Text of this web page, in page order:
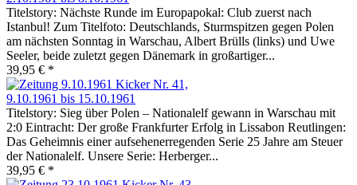
Titelstory: Nächste Runde im Europapokal: Club zuerst nach
Istanbul! Zum Titelfoto: Deutschlands, Sturmspitzen gegen Polen
am nächsten Sonntag in Warschau, Albert Brülls (links) und Uwe
Seeler, beide zuletzt gegen Dänemark in großartiger...
39,95 € *
Kicker Nr. 41,
9.10.1961 bis 15.10.1961
Titelstory: Sieg über Polen – Nationalelf gewann in Warschau mit
2:0 Eintracht: Der große Frankfurter Erfolg in Lissabon Reutlingen:
Das Geheimnis einer aufsehenerregenden Serie 25 Jahre am Steuer
der Nationalelf. Unsere Serie: Herberger...
39,95 € *